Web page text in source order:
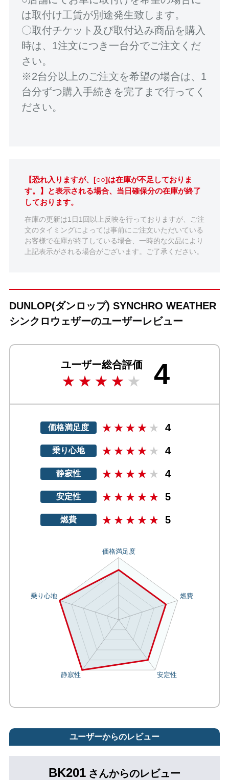
は取付け工賃が別途発生致します。
〇取付チケット及び取付込み商品を購入
時は、1注文につき一台分でご注文くだ
さい。
※2台分以上のご注文を希望の場合は、1
台分ずつ購入手続きを完了まで行ってく
ださい。
【恐れ入りますが、[○○]は在庫が不足しておりま
す。】と表示される場合、当日確保分の在庫が終了
しております。
在庫の更新は1日1回以上反映を行っておりますが、ご注
文のタイミングによっては事前にご注文いただいている
お客様で在庫が終了している場合、一時的な欠品により
上記表示がされる場合がございます。ご了承ください。
DUNLOP(ダンロップ) SYNCHRO WEATHER
シンクロウェザーのユーザーレビュー
ユーザー総合評価 4
価格満足度 4
乗り心地 4
静寂性 4
安定性 5
燃費 5
ユーザーからのレビュー
BK201 さんからのレビュー